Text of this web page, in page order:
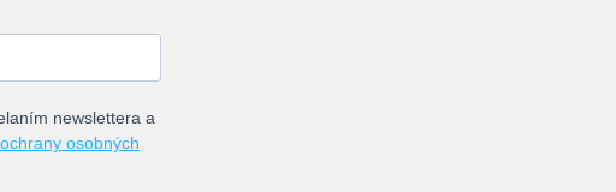
newslettera a
osobných